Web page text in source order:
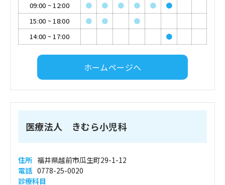
09:00 ~12:00 ● ● ● ● ●
●
15:00 ~18:00 ● ●
●
14:00 ~17:00 ●
ホームページへ
医療法人 きむら小児科
住所 福井県越前市瓜生町29-1-12
電話 0778-25-0020
診療科目